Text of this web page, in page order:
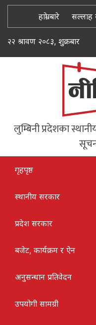
हाम्रो बारे सल्लाह
२२ श्रावण २०८३, शुक्रबार
लुम्बिनी प्रदेशका
गृहपृष्ठ
स्थानीय सरकार
प्रदेश सरकार
बजेट, कार्यक्रम र ऐन
अनुसन्धान प्रतिवेदन
उपयोगी सामग्री